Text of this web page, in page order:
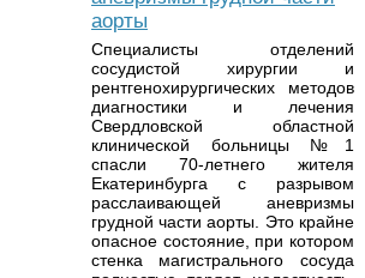
аорты
Специалисты отделений
сосудистой хирургии и
рентгенохирургических методов
диагностики и лечения
Свердловской областной
клинической больницы №1
спасли 70-летнего жителя
Екатеринбурга с разрывом
расслаивающей аневризмы
грудной части аорты. Это крайне
опасное состояние, при котором
стенка магистрального сосуда